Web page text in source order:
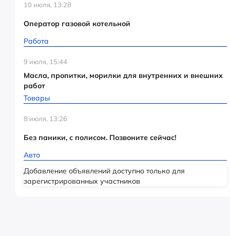
10 июля, 13:28
Оператор газовой котельной
Работа
9 июля, 15:44
Масла, пропитки, морилки для внутренних и внешних
работ
Товары
8 июля, 13:26
Без паники, с полисом. Позвоните сейчас!
Авто
Добавление объявлений доступно только для
зарегистрированных участников